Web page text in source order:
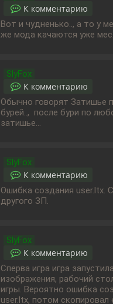
К комментарию
Вот и чудненько.., а то у
же мода качаются уже
SlyFox
К комментарию
Обычно говорят Затишье
бурей.., после бури по
затишье...
SlyFox
К комментарию
Ошибка создания user.ltx.
другого ЗП.
SlyFox
К комментарию
Сперва игра игра
изображения, рабочий
игры. Вероятно ошибка
user.ltx, потом скопировал